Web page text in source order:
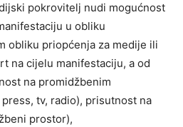
pokrovitelj nudi mogućnost
u obliku
obliku priopćenja za medije ili
na cijelu manifestaciju, a od
na promidžbenim
tv, radio), prisutnost na
prostor),